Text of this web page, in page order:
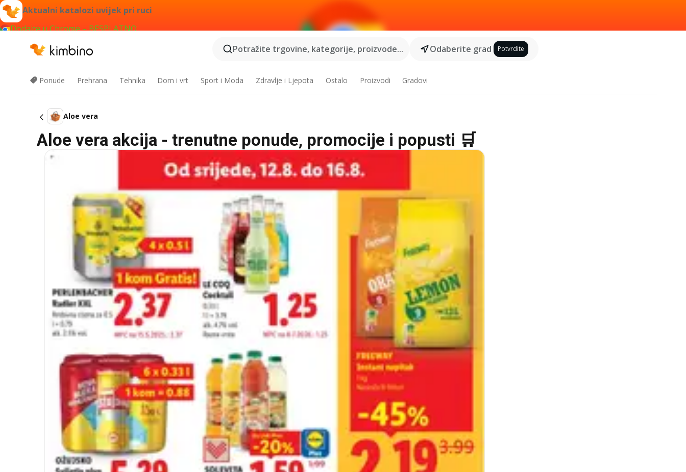
Aktualni katalozi uvijek pri ruci
Dodajte u Chrome – BESPLATNO
Potražite trgovine, kategorije, proizvode...
Odaberite grad Potvrdite
Ponude Prehrana Tehnika Dom i vrt Sport i Moda Zdravlje i Ljepota Ostalo Proizvodi Gradovi
Aloe vera
Aloe vera akcija - trenutne ponude, promocije i popusti 🛒